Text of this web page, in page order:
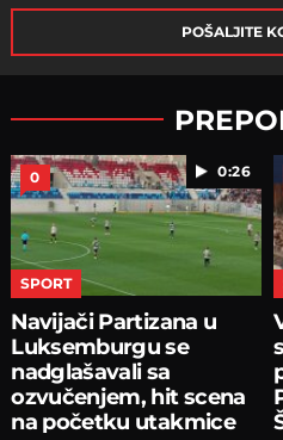
POŠALJITE
0:26
0
SPORT
Navijači Partizana u
Luksemburgu se
nadglašavali sa
ozvučenjem, hit scena
na početku utakmice